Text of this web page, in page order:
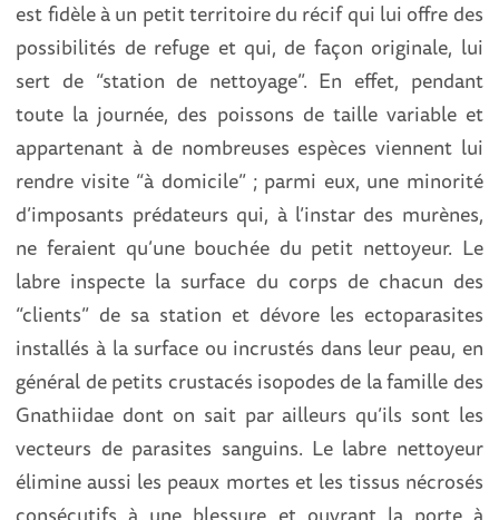
est fidèle à un petit territoire du récif qui lui offre des
possibilités de refuge et qui, de façon originale, lui
sert de “station de nettoyage”. En effet, pendant
toute la journée, des poissons de taille variable et
appartenant à de nombreuses espèces viennent lui
rendre visite “à domicile” ; parmi eux, une minorité
d’imposants prédateurs qui, à l’instar des murènes,
ne feraient qu’une bouchée du petit nettoyeur. Le
labre inspecte la surface du corps de chacun des
“clients” de sa station et dévore les ectoparasites
installés à la surface ou incrustés dans leur peau, en
général de petits crustacés isopodes de la famille des
Gnathiidae dont on sait par ailleurs qu’ils sont les
vecteurs de parasites sanguins. Le labre nettoyeur
élimine aussi les peaux mortes et les tissus nécrosés